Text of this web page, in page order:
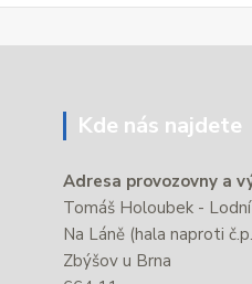
Kde nás najdete
Adresa provozovny a
Tomáš Holoubek -
Na Láně (hala naproti
Zbýšov u Brna